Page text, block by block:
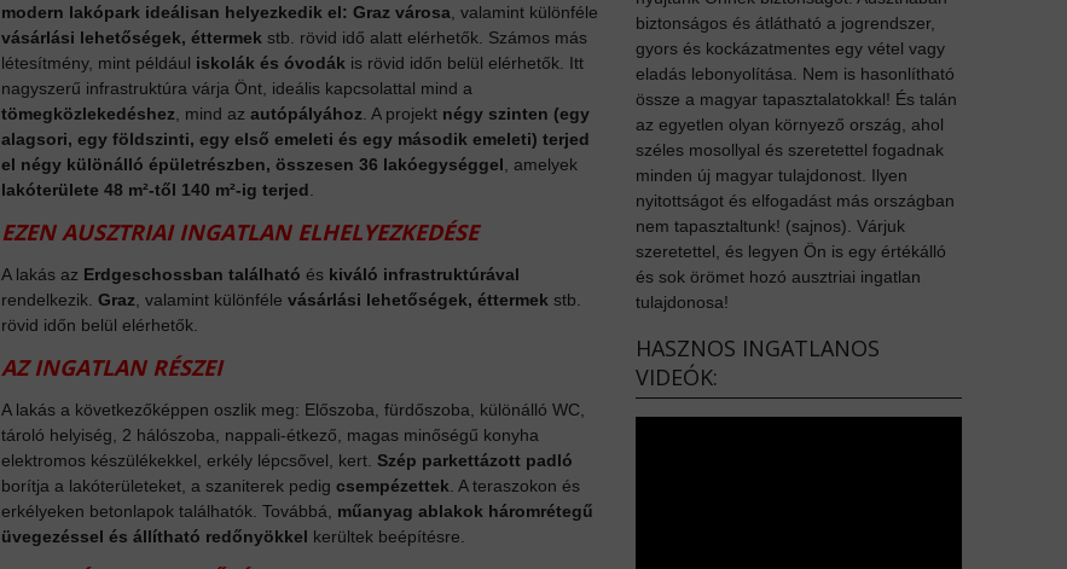
modern lakópark ideálisan helyezkedik el: Graz városa , valamint különféle
vásárlási lehetőségek, éttermek stb. rövid idő alatt elérhetők. Számos más
létesítmény, mint például iskolák és óvodák is rövid időn belül elérhetők. Itt
nagyszerű infrastruktúra várja Önt, ideális kapcsolattal mind a
tömegközlekedéshez , mind az autópályához . A projekt négy szinten (egy
alagsori, egy földszinti, egy első emeleti és egy második emeleti) terjed
el négy különálló épületrészben, összesen 36 lakóegységgel , amelyek
lakóterülete 48 m²-től 140 m²-ig terjed
EZEN AUSZTRIAI INGATLAN ELHELYEZKEDÉSE
A lakás az Erdgeschossban található és kiváló infrastruktúrával
rendelkezik. Graz , valamint különféle vásárlási lehetőségek, éttermek stb.
rövid időn belül elérhetők.
AZ INGATLAN RÉSZEI
A lakás a következőképpen oszlik meg: Előszoba, fürdőszoba, különálló WC,
tároló helyiség, 2 hálószoba, nappali-étkező, magas minőségű konyha
elektromos készülékekkel, erkély lépcsővel, kert. Szép parkettázott padló
borítja a lakóterületeket, a szaniterek pedig csempézettek . A teraszokon és
erkélyeken betonlapok találhatók. Továbbá, műanyag ablakok háromrétegű
üvegezéssel és állítható redőnyökkel kerültek beépítésre.
biztonságos és átlátható a jogrendszer,
gyors és kockázatmentes egy vétel vagy
eladás lebonyolítása. Nem is hasonlítható
össze a magyar tapasztalatokkal! És talán
az egyetlen olyan környező ország, ahol
széles mosollyal és szeretettel fogadnak
minden új magyar tulajdonost. Ilyen
nyitottságot és elfogadást más országban
nem tapasztaltunk! (sajnos). Várjuk
szeretettel, és legyen Ön is egy értékálló
és sok örömet hozó ausztriai ingatlan
tulajdonosa!
HASZNOS INGATLANOS
VIDEÓK: